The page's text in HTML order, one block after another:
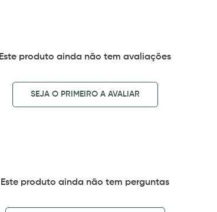
Este produto ainda não tem avaliações
SEJA O PRIMEIRO A AVALIAR
Este produto ainda não tem perguntas